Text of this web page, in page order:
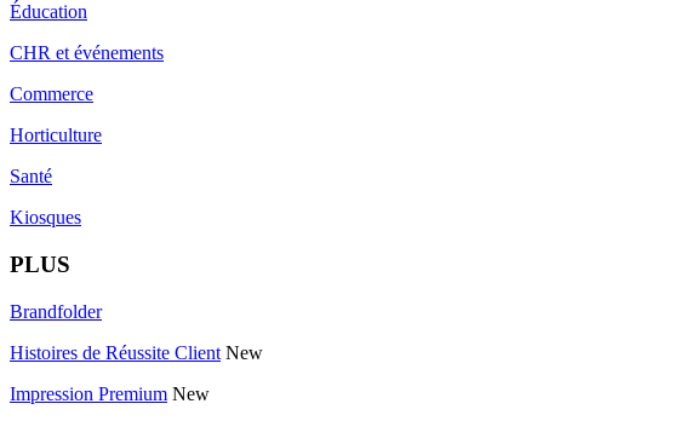
Éducation
CHR et événements
Commerce
Horticulture
Santé
Kiosques
PLUS
Brandfolder
Histoires de Réussite Client New
Impression Premium New